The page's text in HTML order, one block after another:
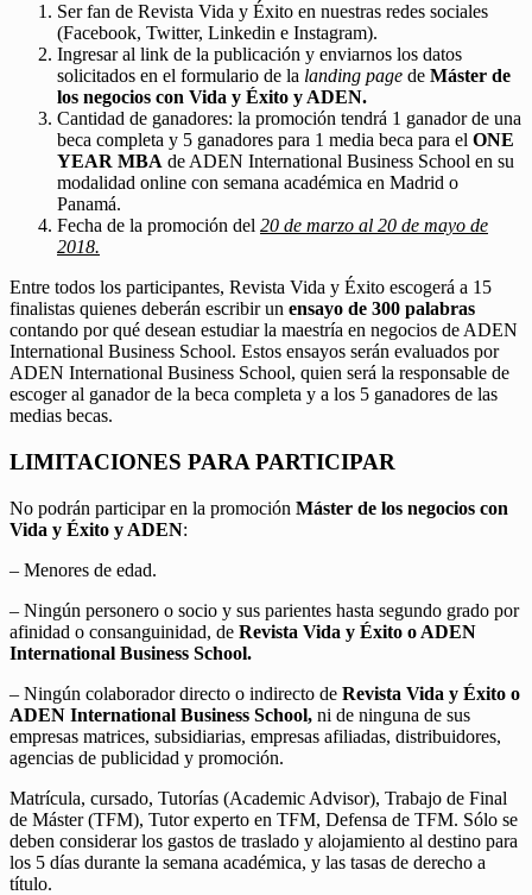
Ser fan de Revista Vida y Éxito en nuestras redes sociales
(Facebook, Twitter, Linkedin e Instagram).
Ingresar al link de la publicación y enviarnos los datos
solicitados en el formulario de la landing page de Máster de
los negocios con Vida y Éxito y ADEN.
Cantidad de ganadores: la promoción tendrá 1 ganador de una
beca completa y 5 ganadores para 1 media beca para el ONE
YEAR MBA de ADEN International Business School en su
modalidad online con semana académica en Madrid o
Panamá.
Fecha de la promoción del 20 de marzo al 20 de mayo de
2018.
Entre todos los participantes, Revista Vida y Éxito escogerá a 15
finalistas quienes deberán escribir un ensayo de 300 palabras
contando por qué desean estudiar la maestría en negocios de ADEN
International Business School. Estos ensayos serán evaluados por
ADEN International Business School, quien será la responsable de
escoger al ganador de la beca completa y a los 5 ganadores de las
medias becas.
LIMITACIONES PARA PARTICIPAR
No podrán participar en la promoción Máster de los negocios con
Vida y Éxito y ADEN:
– Menores de edad.
– Ningún personero o socio y sus parientes hasta segundo grado por
afinidad o consanguinidad, de Revista Vida y Éxito o ADEN
International Business School.
– Ningún colaborador directo o indirecto de Revista Vida y Éxito o
ADEN International Business School, ni de ninguna de sus
empresas matrices, subsidiarias, empresas afiliadas, distribuidores,
agencias de publicidad y promoción.
Matrícula, cursado, Tutorías (Academic Advisor), Trabajo de Final
de Máster (TFM), Tutor experto en TFM, Defensa de TFM. Sólo se
deben considerar los gastos de traslado y alojamiento al destino para
los 5 días durante la semana académica, y las tasas de derecho a
título.